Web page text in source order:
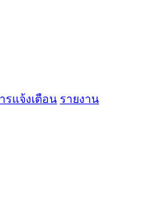
รแจ้งเตือน รายงาน